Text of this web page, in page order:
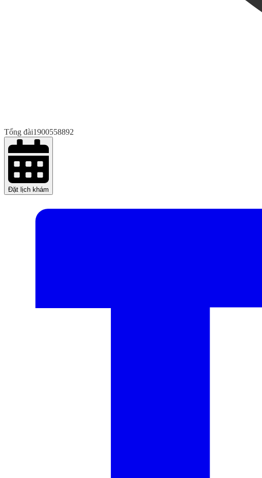
Tổng đài1900558892
Đặt lịch khám